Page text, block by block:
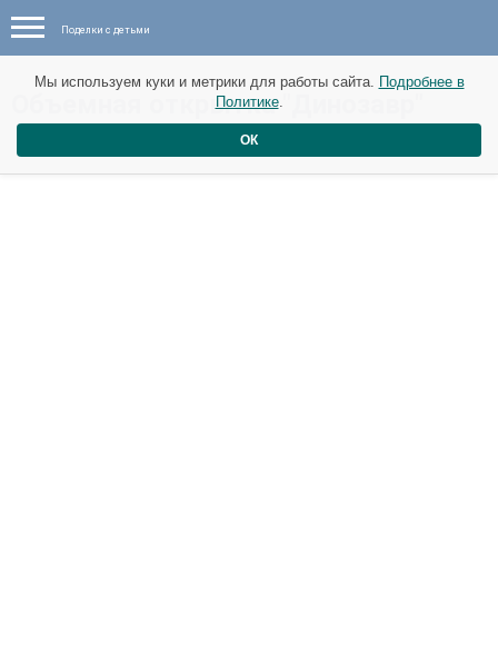
Поделки с детьми
​Объемная открытка "Динозавр"
Мы используем куки и метрики для работы сайта. Подробнее в
Политике.
ОК